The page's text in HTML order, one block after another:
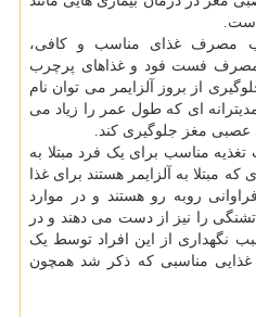
مصرف غذای مناسب و کافی،
مصرف فست فود و غذاهای پرچرب
از بروز آلزایمر می توان نام
ای که طول عمر را زیاد می
عصبی مغز جلوگیری کند.
مناسب برای یک فرد مبتلا به
که مبتلا به آلزایمر هستند برای غذا
روبه رو هستند و در موارد
را نیز از دست می دهند و در
نگهداری از این افراد توسط یک
غذایی مناسبی که ذکر شد همچون